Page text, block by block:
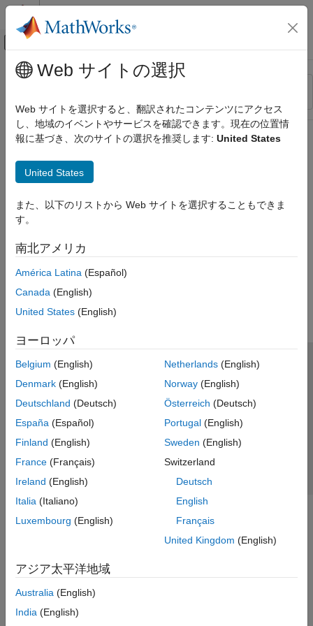
コンテンツへスキップ
オフキャンバス ナビゲーション メ
リソース
ステータス
メインコンテンツ
Web サイトの選択
Web サイトを選択すると、翻訳されたコンテンツにアクセス
し、地域のイベントやサービスを確認できます。現在の位置情
報に基づき、次のサイトの選択を推奨します: United States
United States
また、以下のリストから Web サイトを選択することもできま
す。
南北アメリカ
América Latina (Español)
Canada (English)
United States (English)
ヨーロッパ
Belgium (English)
Denmark (English)
Deutschland (Deutsch)
España (Español)
Finland (English)
France (Français)
Ireland (English)
Italia (Italiano)
Luxembourg (English)
Netherlands(English)
Norway(English)
Österreich (Deutsch)
Portugal(English)
Sweden (English)
Switzerland
Deutsch
English
Français
United Kingdom (English)
アジア太平洋地域
Australia (English)
India (English)
トラストセンター
プライバシー ポリシー
違法コピー防止
アプリケーション ステータス
© 1994-2026 The MathWorks, Inc.